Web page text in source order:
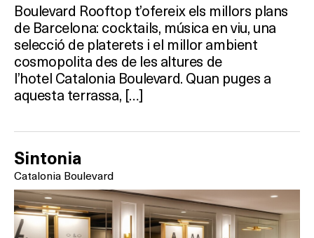
Boulevard Rooftop t’ofereix els millors plans
de Barcelona: cocktails, música en viu, una
selecció de platerets i el millor ambient
cosmopolita des de les altures de
l’hotel Catalonia Boulevard. Quan puges a
aquesta terrassa, […]
Sintonia
Catalonia Boulevard